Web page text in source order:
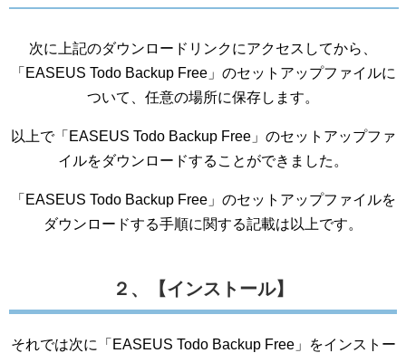
次に上記のダウンロードリンクにアクセスしてから、
「EASEUS Todo Backup Free」のセットアップファイルに
ついて、任意の場所に保存します。
以上で「EASEUS Todo Backup Free」のセットアップファ
イルをダウンロードすることができました。
「EASEUS Todo Backup Free」のセットアップファイルを
ダウンロードする手順に関する記載は以上です。
２、【インストール】
それでは次に「EASEUS Todo Backup Free」をインストー